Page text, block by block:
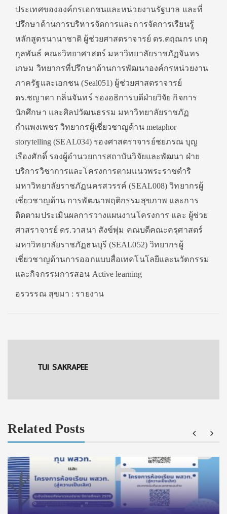
ประเทศขององค์กรเอกชนและหน่วยงานรัฐบาล และที่
ปรึกษาด้านการบริหารจัดการและการจัดการเรียนรู้
หลักสูตรนานาชาติ ผู้ช่วยศาสตราจารย์ ดร.ตฤณกร เกตุ
กุลพันธ์ คณะวิทยาศาสตร์ มหาวิทยาลัยราชภัฏจันทร
เกษม วิทยากรที่ปรึกษาด้านการพัฒนาองค์กรหน่วยงาน
ภาครัฐและเอกชน (Seal051) ผู้ช่วยศาสตราจารย์
ดร.ชญาดา กลิ่นจันทร์ รองอธิการบดีฝ่ายวิจัย กิจการ
นักศึกษา และศิลปวัฒนธรรม มหาวิทยาลัยราชภัฏ
กำแพงเพชร วิทยากรผู้เชี่ยวชาญด้าน metaphor
storytelling (SEAL034) รองศาสตราจารย์ชยภรณ บุญ
เรืองศักดิ์ รองผู้อำนวยการสถาบันวิจัยและพัฒนา ฝ่าย
บริการวิชาการและโครงการตามแนวพระราชดำริ
มหาวิทยาลัยราชภัฏนครสวรรค์ (SEAL008) วิทยากรผู้
เชี่ยวชาญด้าน การพัฒนาพฤติกรรมสุขภาพ และการ
ติดตามประเมินผลการวางแผนงานโครงการ และ ผู้ช่วย
ศาสราจารย์ ดร.วาสนา สังข์พุ่ม คณบดีคณะครุศาสตร์
มหาวิทยาลัยราชภัฏธนบุรี (SEAL052) วิทยากรผู้
เชี่ยวชาญด้านการออกแบบสื่อเทคโนโลยีและนวัตกรรม
และกิจกรรมการสอน Active learning
อรวรรณ สุขมา : รายงาน
TUI SAKRAPEE
Related Posts